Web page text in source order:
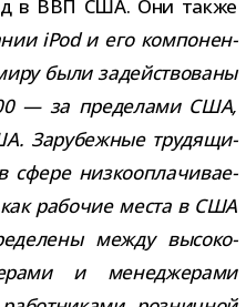
в ВВП США. Они также
iPod и его ком­по­нен­
были задей­ство­ваны
— за пре­де­лами США,
Зарубежные тру­дя­щи­
сфере низ­ко­опла­чи­ва­е­
рабо­чие места в США
между высо­ко­
и мене­дже­рами